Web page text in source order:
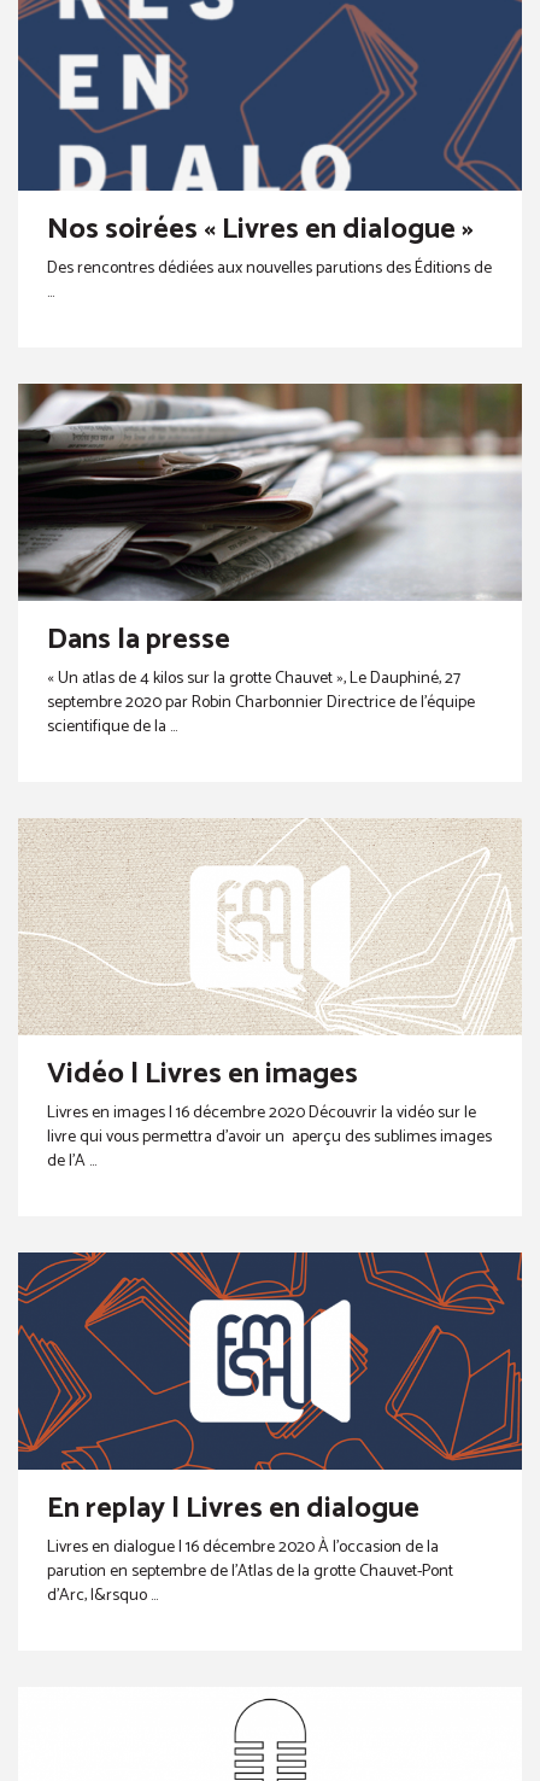
Nos soirées « Livres en dialogue »
Des rencontres dédiées aux nouvelles parutions des Éditions de
...
Dans la presse
« Un atlas de 4 kilos sur la grotte Chauvet », Le Dauphiné, 27
septembre 2020 par Robin Charbonnier Directrice de l’équipe
scientifique de la ...
Vidéo | Livres en images
Livres en images | 16 décembre 2020 Découvrir la vidéo sur le
livre qui vous permettra d’avoir un aperçu des sublimes images
de l’A ...
En replay | Livres en dialogue
Livres en dialogue | 16 décembre 2020 À l’occasion de la
parution en septembre de l’Atlas de la grotte Chauvet-Pont
d’Arc, l&rsquo ...